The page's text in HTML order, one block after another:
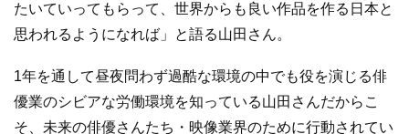
たいていってもらって、世界からも良い作品を作る日本と
思われるようになれば」と語る山田さん。
1年を通して昼夜問わず過酷な環境の中でも役を演じる俳
優業のシビアな労働環境を知っている山田さんだからこ
そ、未来の俳優さんたち・映像業界のために行動されてい